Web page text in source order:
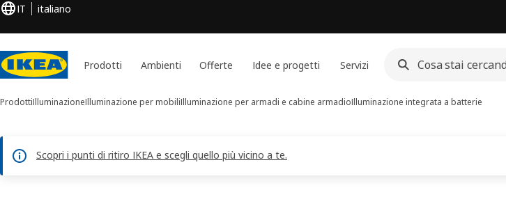
IT italiano
Prodotti Ambienti Offerte Idee e progetti Servizi
ProdottiIlluminazioneIlluminazione per mobiliIlluminazione per armadi e cabine armadioIlluminazione integrata a batterie
Scopri i punti di ritiro IKEA e scegli quello più vicino a te.